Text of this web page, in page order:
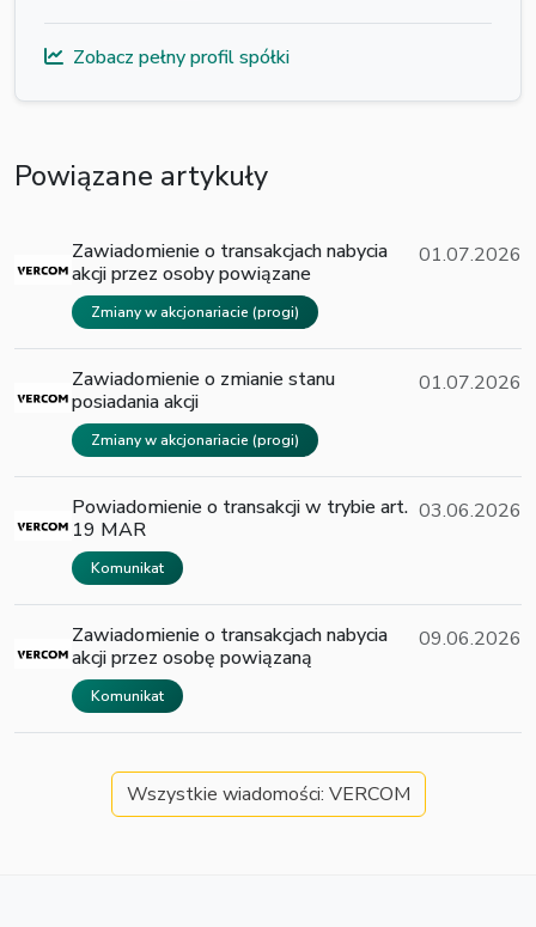
Zobacz pełny profil spółki
Powiązane artykuły
Zawiadomienie o transakcjach nabycia
akcji przez osoby powiązane
Zmiany w akcjonariacie (progi)
01.07.2026
Zawiadomienie o zmianie stanu
posiadania akcji
Zmiany w akcjonariacie (progi)
01.07.2026
Powiadomienie o transakcji w trybie art.
19 MAR
Komunikat
03.06.2026
Zawiadomienie o transakcjach nabycia
akcji przez osobę powiązaną
Komunikat
09.06.2026
Wszystkie wiadomości: VERCOM